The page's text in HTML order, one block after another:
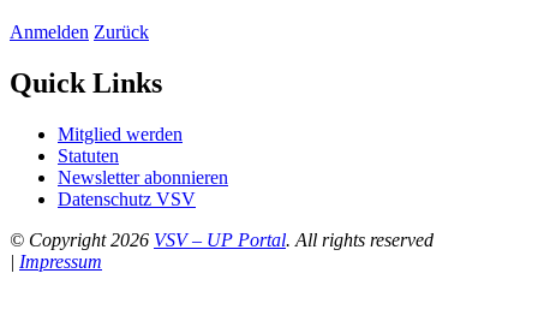
Anmelden Zurück
Quick Links
Mitglied werden
Statuten
Newsletter abonnieren
Datenschutz VSV
© Copyright 2026 VSV – UP Portal. All rights reserved
| Impressum